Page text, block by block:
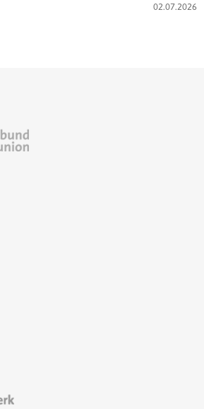
02.07.2026